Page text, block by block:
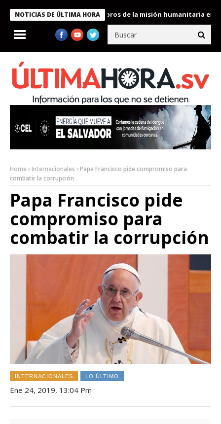
NOTICIAS DE ÚLTIMA HORA
Bukele condecora a miembros de la misión humanitaria enviada
Home Internacionales
Papa Francisco pide compromiso para
combatir la corrupción
Papa Francisco pide
compromiso para
combatir la corrupción
INTERNACIONALES LO ÚLTIMO
Ene 24, 2019, 13:04 Pm